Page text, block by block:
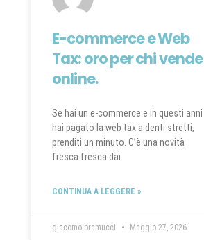
E-commerce e Web
Tax: oro per chi vende
online.
Se hai un e-commerce e in questi anni
hai pagato la web tax a denti stretti,
prenditi un minuto. C’è una novità
fresca fresca dai
CONTINUA A LEGGERE »
giacomo bramucci Maggio 27, 2026